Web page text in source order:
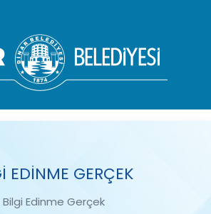
EDİNME GERÇEK
Bilgi Edinme Gerçek